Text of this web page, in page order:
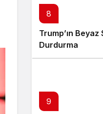
8
Trump’ın
Durdurma
9